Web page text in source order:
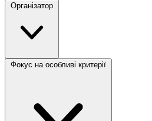
Організатор
Фокус на особливі критерії